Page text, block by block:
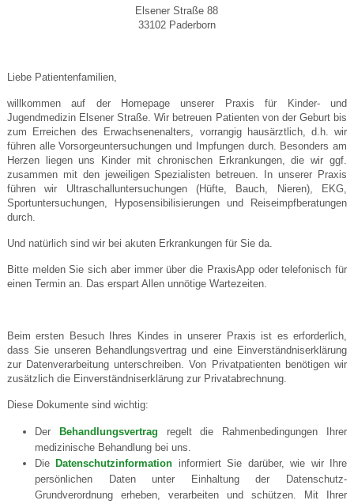
Elsener Straße 88
33102 Paderborn
Liebe Patientenfamilien,
willkommen auf der Homepage unserer Praxis für Kinder- und
Jugendmedizin Elsener Straße. Wir betreuen Patienten von der Geburt bis
zum Erreichen des Erwachsenenalters, vorrangig hausärztlich, d.h. wir
führen alle Vorsorgeuntersuchungen und Impfungen durch. Besonders am
Herzen liegen uns Kinder mit chronischen Erkrankungen, die wir ggf.
zusammen mit den jeweiligen Spezialisten betreuen. In unserer Praxis
führen wir Ultraschalluntersuchungen (Hüfte, Bauch, Nieren), EKG,
Sportuntersuchungen, Hyposensibilisierungen und Reiseimpfberatungen
durch.
Und natürlich sind wir bei akuten Erkrankungen für Sie da.
Bitte melden Sie sich aber immer über die PraxisApp oder telefonisch für
einen Termin an. Das erspart Allen unnötige Wartezeiten.
Beim ersten Besuch Ihres Kindes in unserer Praxis ist es erforderlich,
dass Sie unseren Behandlungsvertrag und eine Einverständniserklärung
zur Datenverarbeitung unterschreiben. Von Privatpatienten benötigen wir
zusätzlich die Einverständniserklärung zur Privatabrechnung.
Diese Dokumente sind wichtig:
Der Behandlungsvertrag regelt die Rahmenbedingungen Ihrer
medizinische Behandlung bei uns.
Die Datenschutzinformation informiert Sie darüber, wie wir Ihre
persönlichen Daten unter Einhaltung der Datenschutz-
Grundverordnung erheben, verarbeiten und schützen. Mit Ihrer